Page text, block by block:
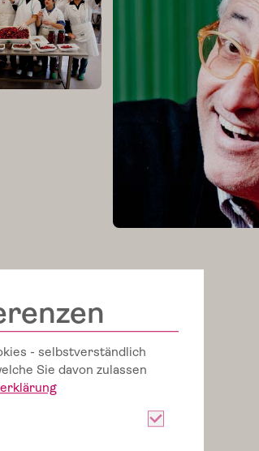
- selbstverständlich
Sie davon zulassen
v